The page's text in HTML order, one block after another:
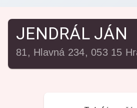
JENDRÁL JÁN
81, Hlavná 234, 053 15